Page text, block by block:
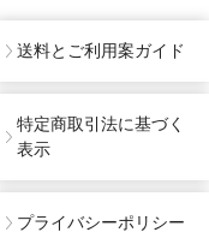
送料とご利用案ガイド
特定商取引法に基づく
表示
プライバシーポリシー